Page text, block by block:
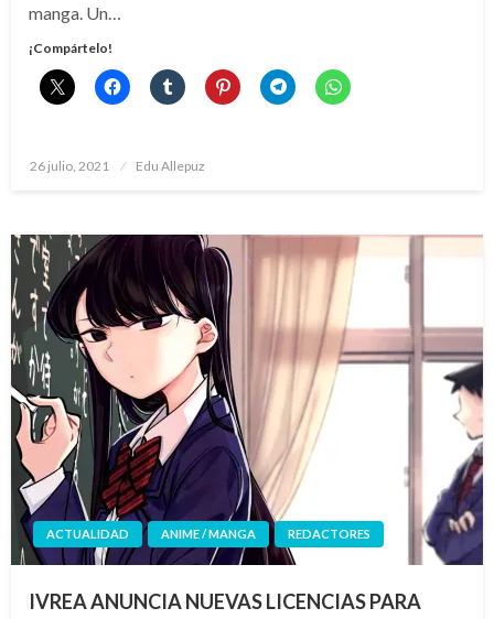
manga. Un…
¡Compártelo!
Publicado
26 julio, 2021 Edu Allepuz
ACTUALIDAD ANIME / MANGA REDACTORES
IVREA ANUNCIA NUEVAS LICENCIAS PARA